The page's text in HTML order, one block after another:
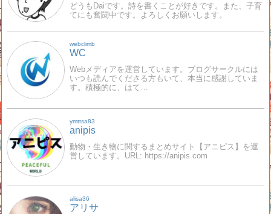
どうもDaiです。詩を書くことが好きです。また、子育
てにも奮闘中です。よろしくお願いします。
webclimb
WC
Webメディアを運営しています。ブログサークルには
いつも読んでくださる方もいて、本当に感謝していま
す。積極的に、はて…
ymttsa83
anipis
動物・生き物に関するまとめサイト【アニピス】を運
営しています。URL: https://anipis.com
alisa36
アリサ